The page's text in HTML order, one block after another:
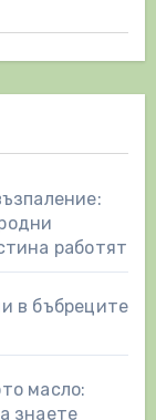
работят
в бъбреците
масло:
знаете